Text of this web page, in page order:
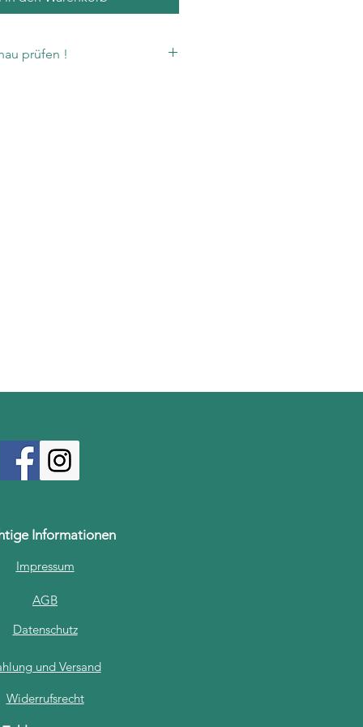
prüfen !
Informationen
Impressum
AGB
Datenschutz
und Versand
Widerrufsrecht